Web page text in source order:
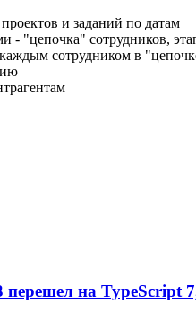
и заданий по датам
- "цепочка" сотрудников,
сотрудником в
перешел на